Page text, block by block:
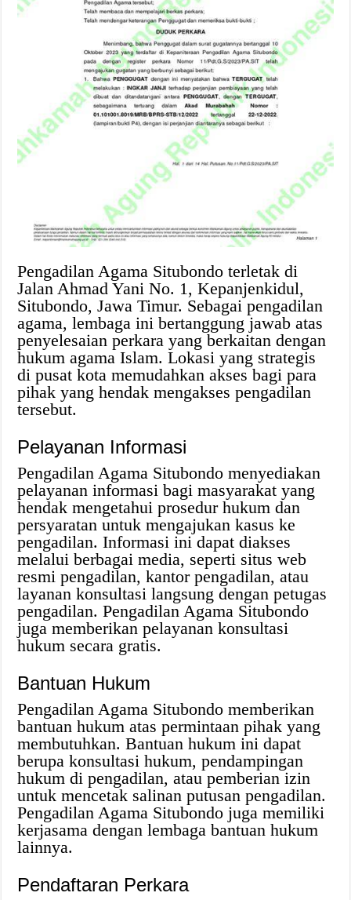
Pengadilan Agama Situbondo terletak di
Jalan Ahmad Yani No. 1, Kepanjenkidul,
Situbondo, Jawa Timur. Sebagai pengadilan
agama, lembaga ini bertanggung jawab atas
penyelesaian perkara yang berkaitan dengan
hukum agama Islam. Lokasi yang strategis
di pusat kota memudahkan akses bagi para
pihak yang hendak mengakses pengadilan
tersebut.
Pelayanan Informasi
Pengadilan Agama Situbondo menyediakan
pelayanan informasi bagi masyarakat yang
hendak mengetahui prosedur hukum dan
persyaratan untuk mengajukan kasus ke
pengadilan. Informasi ini dapat diakses
melalui berbagai media, seperti situs web
resmi pengadilan, kantor pengadilan, atau
layanan konsultasi langsung dengan petugas
pengadilan. Pengadilan Agama Situbondo
juga memberikan pelayanan konsultasi
hukum secara gratis.
Bantuan Hukum
Pengadilan Agama Situbondo memberikan
bantuan hukum atas permintaan pihak yang
membutuhkan. Bantuan hukum ini dapat
berupa konsultasi hukum, pendampingan
hukum di pengadilan, atau pemberian izin
untuk mencetak salinan putusan pengadilan.
Pengadilan Agama Situbondo juga memiliki
kerjasama dengan lembaga bantuan hukum
lainnya.
Pendaftaran Perkara